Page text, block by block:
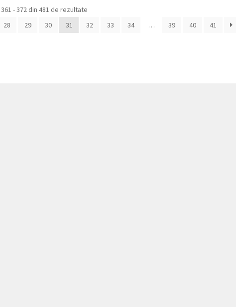
- 372 din 481 de rezultate
28 29 30 31 32 33 34 … 39 40 41